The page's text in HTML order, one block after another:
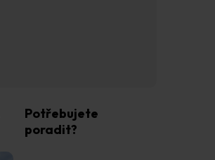
Potřebujete
poradit?